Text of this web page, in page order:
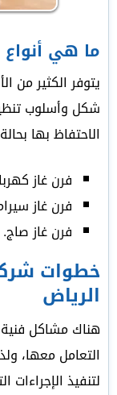
ما هي أنواع
يتوفر الكثير من
شكل وأسلوب
الاحتفاظ بها
فرن غاز
فرن غاز
فرن غاز صاج.
خطوات
الرياض
هناك مشاكل
التعامل معها،
لتنفيذ الإجراءات